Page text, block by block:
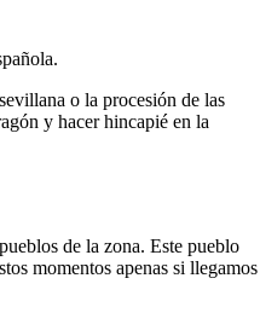
o la procesión de las
y hacer hincapié en la
de la zona. Este pueblo
momentos apenas si llegamos